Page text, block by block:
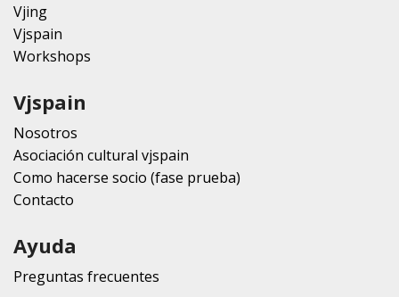
Vjing
Vjspain
Workshops
Vjspain
Nosotros
Asociación cultural vjspain
Como hacerse socio (fase prueba)
Contacto
Ayuda
Preguntas frecuentes